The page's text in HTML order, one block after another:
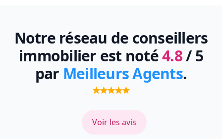
Notre réseau de conseillers
immobilier est noté4.8/ 5
par Meilleurs Agents.
Voir les avis